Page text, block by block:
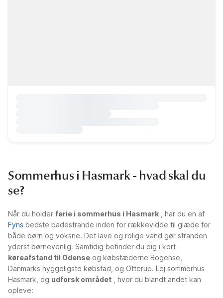
Sommerhus i Hasmark - hvad skal du
se?
Når du holder ferie i sommerhus i Hasmark , har du en af
Fyns bedste badestrande inden for rækkevidde til glæde for
både børn og voksne. Det lave og rolige vand gør stranden
yderst børnevenlig. Samtidig befinder du dig i kort
køreafstand til Odense og købstæderne Bogense,
Danmarks hyggeligste købstad, og Otterup. Lej sommerhus
Hasmark, og udforsk området , hvor du blandt andet kan
opleve: